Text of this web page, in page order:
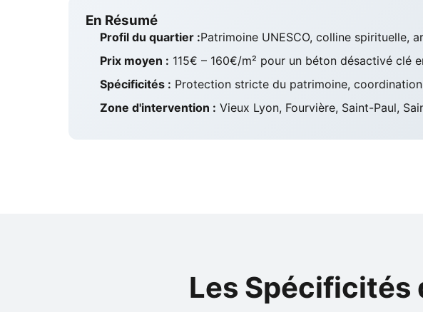
En Résumé
Profil du quartier :Patrimoine UNESCO, colline spirituelle,
Prix moyen : 115€ – 160€/m² pour un béton désactivé clé
Spécificités : Protection stricte du patrimoine,
Zone d'intervention : Vieux Lyon, Fourvière, Saint-Paul,
Les Spécificités